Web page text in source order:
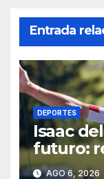
Entrada
DEPORTES
Isaac
futuro:
Team
AGO 6, 2026